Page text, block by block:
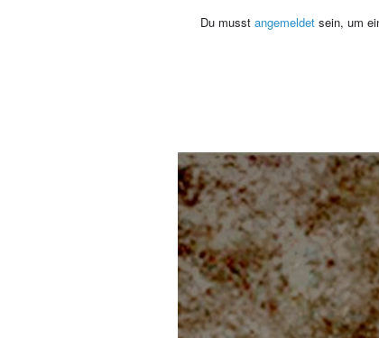
Du musst angemeldet sein, um